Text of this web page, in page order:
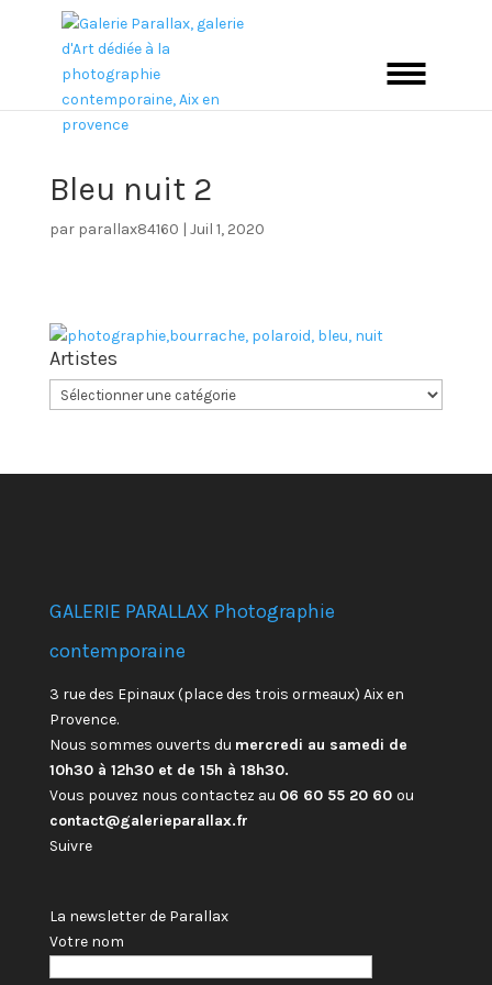
Bleu nuit 2
par parallax84160 | Juil 1, 2020
Artistes
GALERIE PARALLAX Photographie
contemporaine
3 rue des Epinaux (place des trois ormeaux) Aix en
Provence.
Nous sommes ouverts du mercredi au samedi de
10h30 à 12h30 et de 15h à 18h30.
Vous pouvez nous contactez au 06 60 55 20 60 ou
contact@galerieparallax.fr
Suivre
La newsletter de Parallax
Votre nom